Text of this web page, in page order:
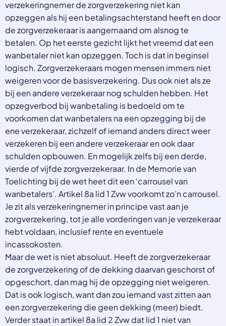
verzekeringnemer de zorgverzekering niet kan
opzeggen als hij een betalingsachterstand heeft en door
de zorgverzekeraar is aangemaand om alsnog te
betalen. Op het eerste gezicht lijkt het vreemd dat een
wanbetaler niet kan opzeggen. Toch is dat in beginsel
logisch. Zorgverzekeraars mogen mensen immers niet
weigeren voor de basisverzekering. Dus ook niet als ze
bij een andere verzekeraar nog schulden hebben. Het
opzegverbod bij wanbetaling is bedoeld om te
voorkomen dat wanbetalers na een opzegging bij de
ene verzekeraar, zichzelf of iemand anders direct weer
verzekeren bij een andere verzekeraar en ook daar
schulden opbouwen. En mogelijk zelfs bij een derde,
vierde of vijfde zorgverzekeraar. In de Memorie van
Toelichting bij de wet heet dit een ‘carrousel van
wanbetalers’. Artikel 8a lid 1 Zvw voorkomt zo’n carrousel.
Je zit als verzekeringnemer in principe vast aan je
zorgverzekering, tot je alle vorderingen van je verzekeraar
hebt voldaan, inclusief rente en eventuele
incassokosten.
Maar de wet is niet absoluut. Heeft de zorgverzekeraar
de zorgverzekering of de dekking daarvan geschorst of
opgeschort, dan mag hij de opzegging niet weigeren.
Dat is ook logisch, want dan zou iemand vast zitten aan
een zorgverzekering die geen dekking (meer) biedt.
Verder staat in artikel 8a lid 2 Zvw dat lid 1 niet van